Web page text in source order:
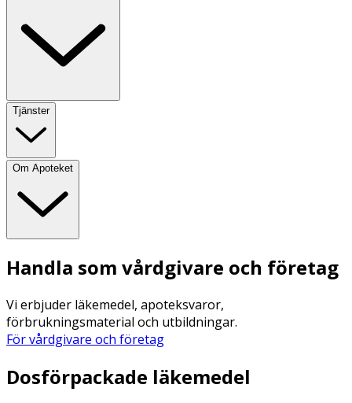
Tjänster
Om Apoteket
Handla som vårdgivare och företag
Vi erbjuder läkemedel, apoteksvaror,
förbrukningsmaterial och utbildningar.
För vårdgivare och företag
Dosförpackade läkemedel